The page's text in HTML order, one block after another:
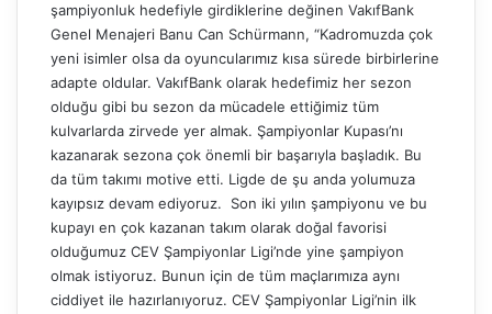
şampiyonluk hedefiyle girdiklerine değinen VakıfBank
Genel Menajeri Banu Can Schürmann, “Kadromuzda çok
yeni isimler olsa da oyuncularımız kısa sürede birbirlerine
adapte oldular. VakıfBank olarak hedefimiz her sezon
olduğu gibi bu sezon da mücadele ettiğimiz tüm
kulvarlarda zirvede yer almak. Şampiyonlar Kupası’nı
kazanarak sezona çok önemli bir başarıyla başladık. Bu
da tüm takımı motive etti. Ligde de şu anda yolumuza
kayıpsız devam ediyoruz. Son iki yılın şampiyonu ve bu
kupayı en çok kazanan takım olarak doğal favorisi
olduğumuz CEV Şampiyonlar Ligi’nde yine şampiyon
olmak istiyoruz. Bunun için de tüm maçlarımıza aynı
ciddiyet ile hazırlanıyoruz. CEV Şampiyonlar Ligi’nin ilk